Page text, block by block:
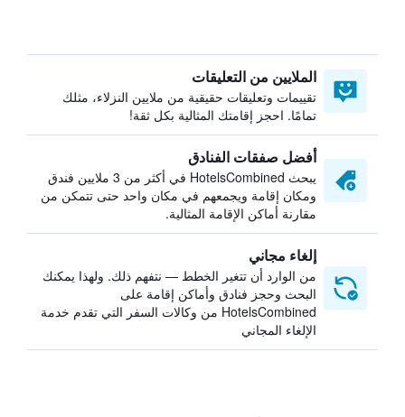
الملايين من التعليقات
تقييمات وتعليقات حقيقية من ملايين النزلاء، مثلك
تمامًا. احجز إقامتك المثالية بكل ثقة!
أفضل صفقات الفنادق
يبحث HotelsCombined في أكثر من 3 ملايين فندق
ومكان إقامة ويجمعهم في مكان واحد حتى تتمكن من
مقارنة أماكن الإقامة المثالية.
إلغاء مجاني
من الوارد أن تتغير الخطط — نتفهم ذلك. ولهذا يمكنك
البحث وحجز فنادق وأماكن إقامة على
HotelsCombined من وكالات السفر التي تقدم خدمة
الإلغاء المجاني